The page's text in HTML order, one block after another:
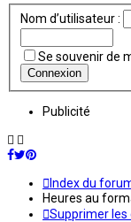
Nom d’utilisateur :
Se souvenir de
Publicité
Index du
Heures au
Supprimer les